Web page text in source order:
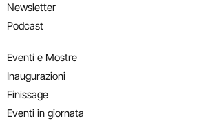
Newsletter
Podcast
Eventi e Mostre
Inaugurazioni
Finissage
Eventi in giornata